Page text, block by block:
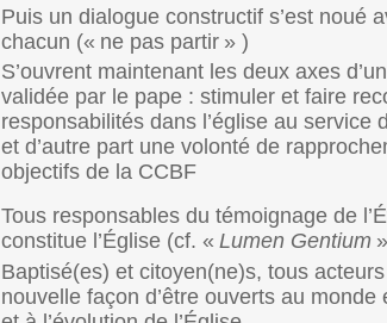
Puis un dialogue constructif s’est noué
chacun (« ne pas partir » )
S’ouvrent maintenant les deux axes
validée par le pape : stimuler et faire
responsabilités dans l’église au service
et d’autre part une volonté de
objectifs de la CCBF
Tous responsables du témoignage de
constitue l’Église (cf. « Lumen Gentium
Baptisé(es) et citoyen(ne)s, tous
nouvelle façon d’être ouverts au